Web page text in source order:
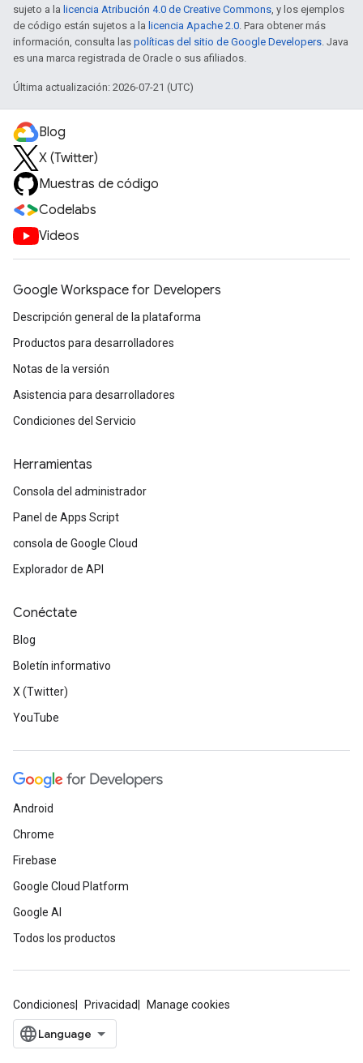
sujeto a la licencia Atribución 4.0 de Creative Commons, y los ejemplos
de código están sujetos a la licencia Apache 2.0. Para obtener más
información, consulta las políticas del sitio de Google Developers. Java
es una marca registrada de Oracle o sus afiliados.
Última actualización: 2026-07-21 (UTC)
Blog
X (Twitter)
Muestras de código
Codelabs
Videos
Google Workspace for Developers
Descripción general de la plataforma
Productos para desarrolladores
Notas de la versión
Asistencia para desarrolladores
Condiciones del Servicio
Herramientas
Consola del administrador
Panel de Apps Script
consola de Google Cloud
Explorador de API
Conéctate
Blog
Boletín informativo
X (Twitter)
YouTube
Android
Chrome
Firebase
Google Cloud Platform
Google AI
Todos los productos
Condiciones Privacidad Manage cookies